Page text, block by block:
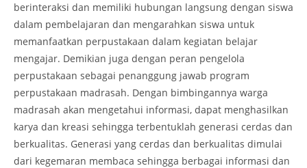
berinteraksi dan memiliki hubungan langsung dengan siswa
dalam pembelajaran dan mengarahkan siswa untuk
memanfaatkan perpustakaan dalam kegiatan belajar
mengajar. Demikian juga dengan peran pengelola
perpustakaan sebagai penanggung jawab program
perpustakaan madrasah. Dengan bimbingannya warga
madrasah akan mengetahui informasi, dapat menghasilkan
karya dan kreasi sehingga terbentuklah generasi cerdas dan
berkualitas. Generasi yang cerdas dan berkualitas dimulai
dari kegemaran membaca sehingga berbagai informasi dan